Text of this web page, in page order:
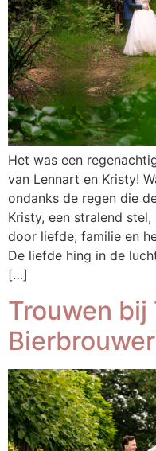
Het was een
van Lennart en Kristy!
ondanks de regen die
Kristy, een stralend
door liefde, familie en
De liefde hing in de
[…]
Trouwen bij